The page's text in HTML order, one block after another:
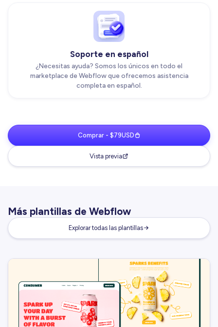
Soporte en español
¿Necesitas ayuda? Somos los únicos en todo el
marketplace de Webflow que ofrecemos asistencia
completa en español.
Comprar - $79USD
Vista previa
Más plantillas de Webflow
Explorar todas las plantillas